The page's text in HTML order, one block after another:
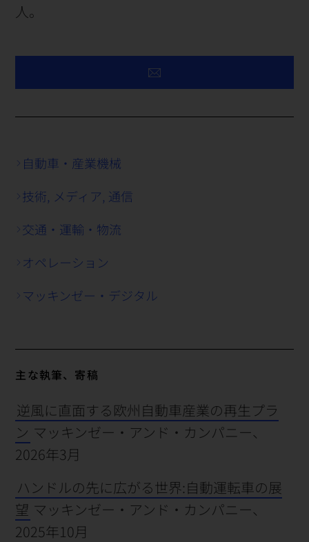
人。
自動車・産業機械
技術, メディア, 通信
交通・運輸・物流
オペレーション
マッキンゼー・デジタル
主な執筆、寄稿
逆風に直面する欧州自動車産業の再生プラ
ン マッキンゼー・アンド・カンパニー、
2026年3月
ハンドルの先に広がる世界:自動運転車の展
望 マッキンゼー・アンド・カンパニー、
2025年10月